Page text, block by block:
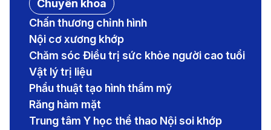
Chuyên khoa
Chấn thương chỉnh hình
Nội cơ xương khớp
Chăm sóc Điều trị sức khỏe người cao tuổi
Vật lý trị liệu
Phẩu thuật tạo hình thẩm mỹ
Răng hàm mặt
Trung tâm Y học thể thao Nội soi khớp